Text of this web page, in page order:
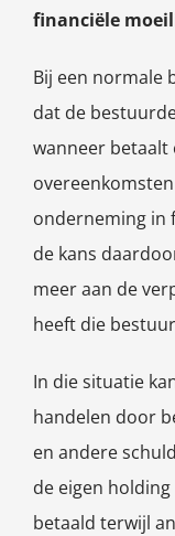
financiële
Bij een normale
dat de
wanneer betaalt
onderneming in
de kans
meer aan de
heeft die
In die situatie
handelen door
en andere
de eigen
betaald terwijl